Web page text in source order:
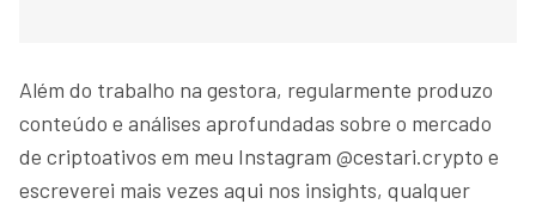
Além do trabalho na gestora, regularmente produzo
conteúdo e análises aprofundadas sobre o mercado
de criptoativos em meu Instagram @cestari.crypto e
escreverei mais vezes aqui nos insights, qualquer